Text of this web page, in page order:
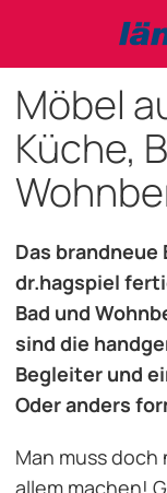
Möbel
Küche,
Das brandneue
dr.hagspiel
Bad und
sind die
Begleiter und
Oder anders
Man muss